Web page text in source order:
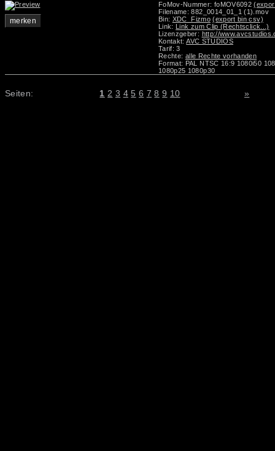
merken
FoMov-Nummer: foMOV6092
Filename: 882_0014_01_1 (1).mov
Bin: XDC_Fizmo (export bin csv)
Link: Link zum Clip (Rechtsclick...)
Lizenzgeber: http://
Kontakt:AVC STUDIOS
Tarif: 3
Rechte: alle Rechte vorhanden
Format: PAL NTSC 16:9 1080i50
1080p25 1080p30
Seiten: 1 2 3 4 5 6 7 8 9 10 »